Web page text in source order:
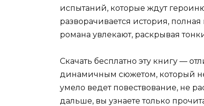
испытаний, которые ждут
разворачивается история,
романа увлекают, раскрывая
Скачать бесплатно эту книгу —
динамичным сюжетом, который
умело ведет повествование, не
дальше, вы узнаете только